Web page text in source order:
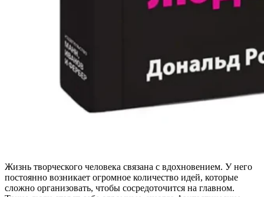
Жизнь творческого человека связана с вдохновением. У него
постоянно возникает огромное количество идей, которые
сложно организовать, чтобы сосредоточится на главном.